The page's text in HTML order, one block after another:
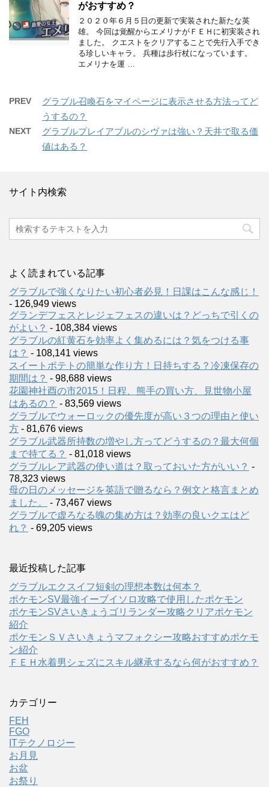
がおすすめ？
２０２０年６月５日の更新で実装された新たな英
雄。 今回は覚醒からエメリナがＦＥＨに初実装され
ました。 クエストをクリアすることで先行入手でき
る珍しいキャラ。 兵種は歩行杖になっています。
エメリナを運 …
PREV
グラブル召喚石をマイページに表示させる方法ってど
うするの？
NEXT
グラブルプレイアブルのシヴァは強い？天井で取る価
値はある？
サイト内検索
よく読まれている記事
グラブルで強くなりたい初心者必見！日課はこんな感じ！
- 126,949 views
グランデフェスとレジェフェスの違いは？どっちで引くの
がよい？ - 108,384 views
グラブルの紅黄石を効率よく集めるには？気をつける事
は？ - 108,141 views
スイートポテトの簡単な作り方！日持ちする？冷凍保存の
期間は？ - 98,688 views
花園神社酉の市2015！日程、熊手の買い方、見世物小屋
はあるの？ - 83,569 views
グラブルでウォーロックの優先度が高い３つの理由と使い
方 - 81,676 views
グラブル武器所持数の増やし方ってどうするの？最大何個
まで持てる？ - 81,018 views
グラブルレア武器の使い道は？取っておいた方がいい？ -
78,323 views
母の日のメッセージを英語で贈るなら？例文と格言まとめ
ました。
- 73,467 views
グラブルで虚ろなる魄の集め方は？効率の良いクエはど
れ？ - 69,205 views
最近投稿した記事
グラブルエクスイフ短剣の理想本数は何本？
ポケモンSV最強イーブイソロ攻略で使用したポケモン
ポケモンSVさいきょうゴリランダー攻略クリアポケモン
紹介
ポケモンＳＶさいきょうマフォクシー攻略おすすめポケモ
ン紹介
ＦＥＨ水着男シェズにスキル継承するなら何がおすすめ？
カテゴリー
FEH
FGO
ITテクノロジー
お月見
お盆
お祭り